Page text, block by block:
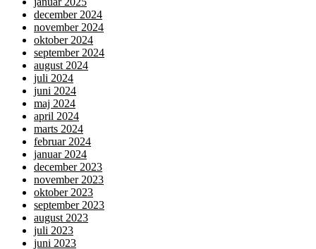
december 2024
november 2024
oktober 2024
september 2024
august 2024
juli 2024
juni 2024
maj 2024
april 2024
marts 2024
februar 2024
januar 2024
december 2023
november 2023
oktober 2023
september 2023
august 2023
juli 2023
juni 2023